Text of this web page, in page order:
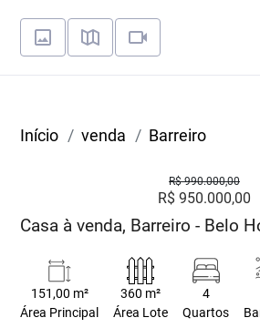
Início venda Barreiro
R$ 990.000,00
R$ 950.000,00
Casa à venda, Barreiro - Belo
151,00 m²
Área Principal
360 m²
Área Lote
4
Quartos